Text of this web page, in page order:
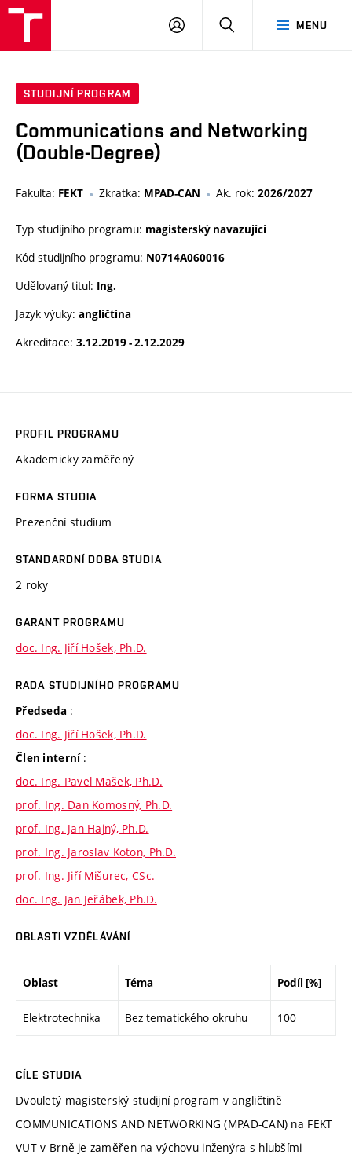
MENU
PŘIHLÁSIT
STUDIJNÍ PROGRAM
Communications and Networking
(Double-Degree)
Fakulta: FEKT Zkratka: MPAD-CAN Ak. rok: 2026/2027
Typ studijního programu: magisterský navazující
Kód studijního programu: N0714A060016
Udělovaný titul: Ing.
Jazyk výuky: angličtina
Akreditace: 3.12.2019 - 2.12.2029
PROFIL PROGRAMU
Akademicky zaměřený
FORMA STUDIA
Prezenční studium
STANDARDNÍ DOBA STUDIA
2 roky
GARANT PROGRAMU
doc. Ing. Jiří Hošek, Ph.D.
RADA STUDIJNÍHO PROGRAMU
Předseda :
doc. Ing. Jiří Hošek, Ph.D.
Člen interní :
doc. Ing. Pavel Mašek, Ph.D.
prof. Ing. Dan Komosný, Ph.D.
prof. Ing. Jan Hajný, Ph.D.
prof. Ing. Jaroslav Koton, Ph.D.
prof. Ing. Jiří Mišurec, CSc.
doc. Ing. Jan Jeřábek, Ph.D.
OBLASTI VZDĚLÁVÁNÍ
Oblast Téma Podíl [%]
Elektrotechnika Bez tematického okruhu 100
CÍLE STUDIA
Dvouletý magisterský studijní program v angličtině
COMMUNICATIONS AND NETWORKING (MPAD-CAN) na FEKT
VUT v Brně je zaměřen na výchovu inženýra s hlubšími